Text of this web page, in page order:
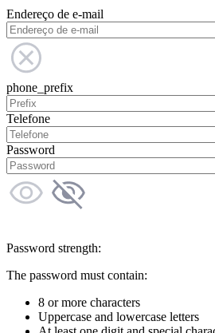
Endereço de e-mail
phone_prefix
Telefone
Password
Password strength:
The password must contain:
8 or more characters
Uppercase and lowercase letters